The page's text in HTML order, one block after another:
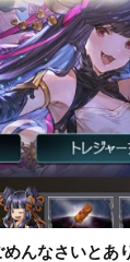
めんなさいとあ